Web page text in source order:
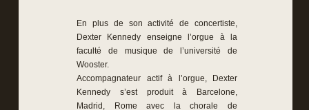
En plus de son activité de concertiste,
Dexter Kennedy enseigne l’orgue à la
faculté de musique de l’université de
Wooster.
Accompagnateur actif à l’orgue, Dexter
Kennedy s’est produit à Barcelone,
Madrid, Rome avec la chorale de